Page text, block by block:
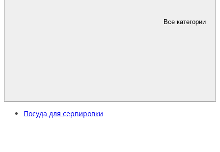
Все категории
Посуда для сервировки